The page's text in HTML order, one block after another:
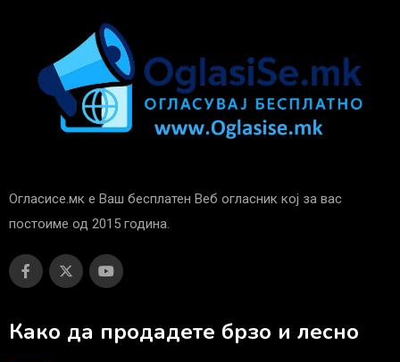
Огласисе.мк е Ваш бесплатен Веб огласник кој за вас
постоиме од 2015 година.
Како да продадете брзо и лесно